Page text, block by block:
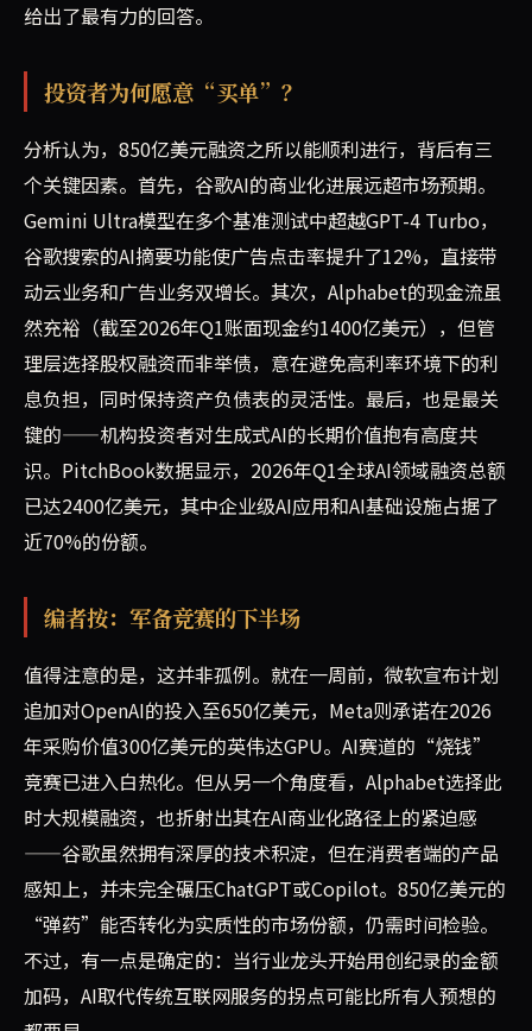
给出了最有力的回答。
投资者为何愿意“买单”？
分析认为，850亿美元融资之所以能顺利进行，背后有三
个关键因素。首先，谷歌AI的商业化进展远超市场预期。
Gemini Ultra模型在多个基准测试中超越GPT-4 Turbo，
谷歌搜索的AI摘要功能使广告点击率提升了12%，直接带
动云业务和广告业务双增长。其次，Alphabet的现金流虽
然充裕（截至2026年Q1账面现金约1400亿美元），但管
理层选择股权融资而非举债，意在避免高利率环境下的利
息负担，同时保持资产负债表的灵活性。最后，也是最关
键的——机构投资者对生成式AI的长期价值抱有高度共
识。PitchBook数据显示，2026年Q1全球AI领域融资总额
已达2400亿美元，其中企业级AI应用和AI基础设施占据了
近70%的份额。
编者按：军备竞赛的下半场
值得注意的是，这并非孤例。就在一周前，微软宣布计划
追加对OpenAI的投入至650亿美元，Meta则承诺在2026
年采购价值300亿美元的英伟达GPU。AI赛道的“烧钱”
竞赛已进入白热化。但从另一个角度看，Alphabet选择此
时大规模融资，也折射出其在AI商业化路径上的紧迫感
——谷歌虽然拥有深厚的技术积淀，但在消费者端的产品
感知上，并未完全碾压ChatGPT或Copilot。850亿美元的
“弹药”能否转化为实质性的市场份额，仍需时间检验。
不过，有一点是确定的：当行业龙头开始用创纪录的金额
加码，AI取代传统互联网服务的拐点可能比所有人预想的